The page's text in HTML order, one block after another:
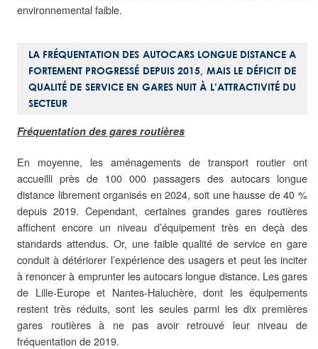
environnemental faible.
LA FRÉQUENTATION DES AUTOCARS LONGUE DISTANCE A
FORTEMENT PROGRESSÉ DEPUIS 2015, MAIS LE DÉFICIT DE
QUALITÉ DE SERVICE EN GARES NUIT À L’ATTRACTIVITÉ DU
SECTEUR
Fréquentation des gares routières
En moyenne, les aménagements de transport routier ont
accueilli près de 100 000 passagers des autocars longue
distance librement organisés en 2024, soit une hausse de 40 %
depuis 2019. Cependant, certaines grandes gares routières
affichent encore un niveau d’équipement très en deçà des
standards attendus. Or, une faible qualité de service en gare
conduit à détériorer l’expérience des usagers et peut les inciter
à renoncer à emprunter les autocars longue distance. Les gares
de Lille-Europe et Nantes-Haluchère, dont les équipements
restent très réduits, sont les seules parmi les dix premières
gares routières à ne pas avoir retrouvé leur niveau de
fréquentation de 2019.